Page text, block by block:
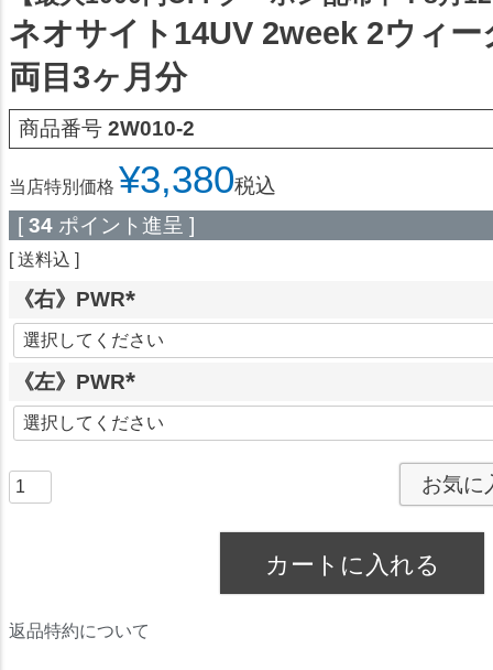
ネオサイト14UV 2week 2ウィ
両目3ヶ月分
商品番号 2W010-2
当店特別価格 ¥3,380税込
[ 34 ポイント進呈 ]
送料込
《右》PWR
(
必
須
)
《左》PWR
(
必
お気に
カートに入れる
返品特約について